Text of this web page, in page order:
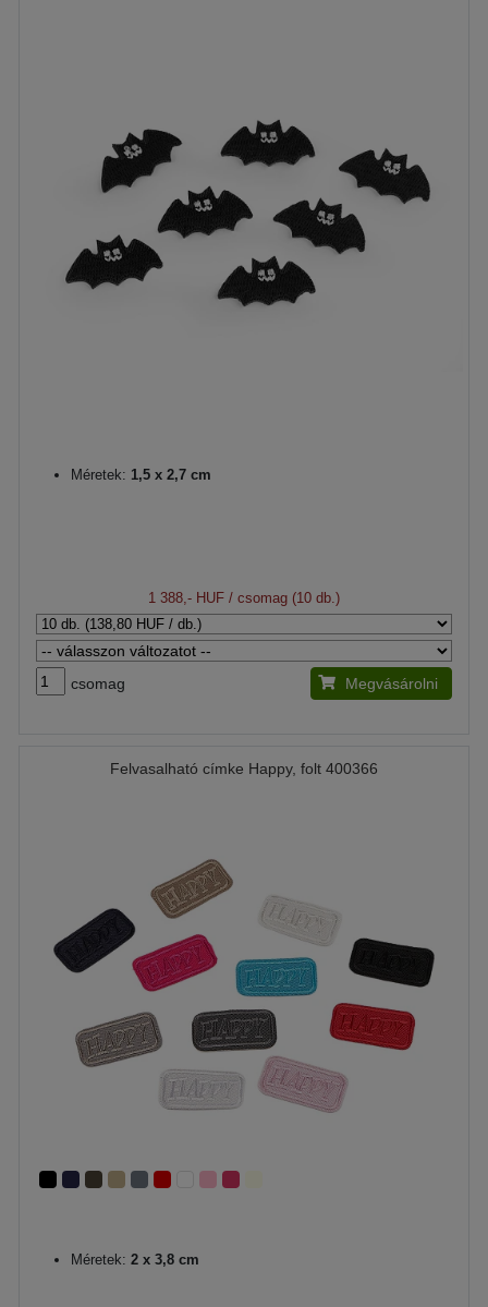
Méretek: 1,5 x 2,7 cm
1 388,- HUF / csomag (10 db.)
csomag Megvásárolni
Felvasalható címke Happy, folt 400366
Méretek: 2 x 3,8 cm